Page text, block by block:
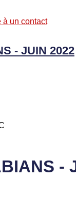
- JUIN 2022
-